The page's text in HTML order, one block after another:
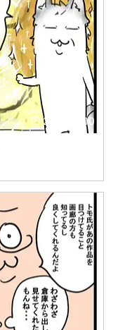
2021/11/10